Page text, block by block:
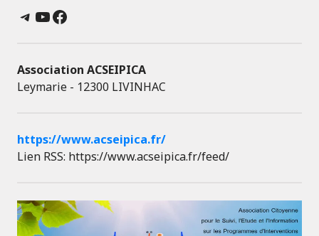
Telegram
YouTube
Facebook
Association ACSEIPICA
Leymarie - 12300 LIVINHAC
https://www.acseipica.fr/
Lien RSS: https://www.acseipica.fr/feed/